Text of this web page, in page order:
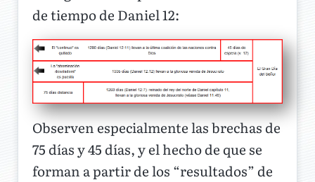
de tiempo de Daniel 12:
Observen especialmente las brechas de
75 días y 45 días, y el hecho de que se
forman a partir de los “resultados” de